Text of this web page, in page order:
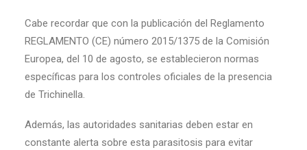
Cabe recordar que con la publicación del Reglamento
REGLAMENTO (CE) número 2015/1375 de la Comisión
Europea, del 10 de agosto, se establecieron normas
específicas para los controles oficiales de la presencia
de Trichinella.
Además, las autoridades sanitarias deben estar en
constante alerta sobre esta parasitosis para evitar